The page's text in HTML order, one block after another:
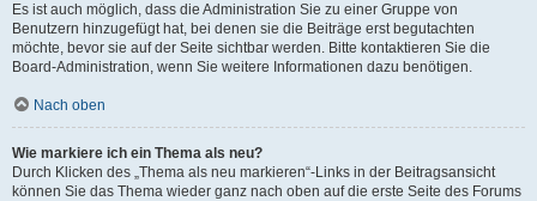
Es ist auch möglich, dass die Administration Sie zu einer Gruppe von
Benutzern hinzugefügt hat, bei denen sie die Beiträge erst begutachten
möchte, bevor sie auf der Seite sichtbar werden. Bitte kontaktieren Sie die
Board-Administration, wenn Sie weitere Informationen dazu benötigen.
Nach oben
Wie markiere ich ein Thema als neu?
Durch Klicken des „Thema als neu markieren“-Links in der Beitragsansicht
können Sie das Thema wieder ganz nach oben auf die erste Seite des Forums